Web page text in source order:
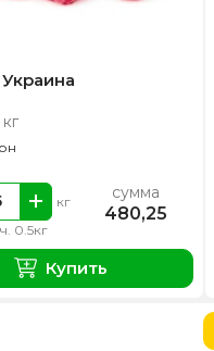
0.5кг
кг сумма
480,25
Купить